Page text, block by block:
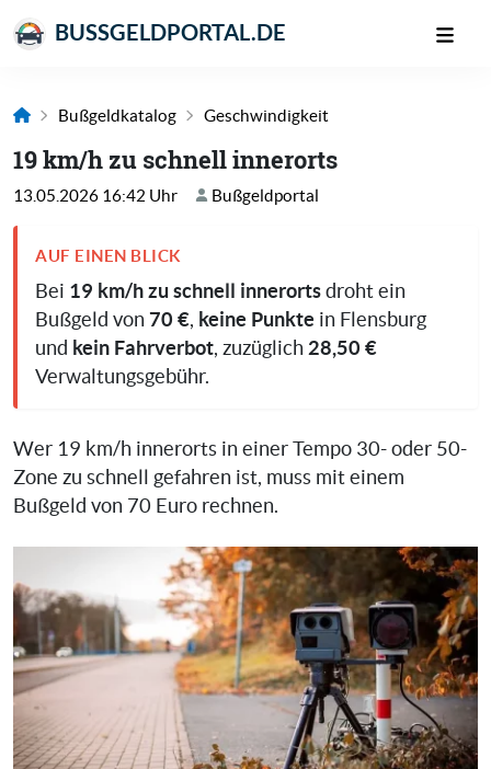
BUSSGELDPORTAL.DE
Bußgeldkatalog Geschwindigkeit
19 km/h zu schnell innerorts
13.05.2026 16:42 Uhr Bußgeldportal
AUF EINEN BLICK
Bei 19 km/h zu schnell innerorts droht ein
Bußgeld von 70 €, keine Punkte in Flensburg
und kein Fahrverbot, zuzüglich 28,50 €
Verwaltungsgebühr.
Wer 19 km/h innerorts in einer Tempo 30- oder 50-
Zone zu schnell gefahren ist, muss mit einem
Bußgeld von 70 Euro rechnen.